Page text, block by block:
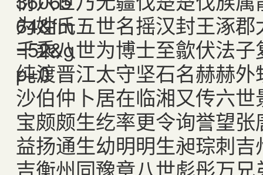
为姓氏五世名摇汉封王涿
千乘八世为博士至歙伏法
纯渡晋江太守坚石名赫赫
沙伯仲卜居在临湘又传六
宝颇颇生纥率更令询誉望
益扬通生幼明明生昶琮刺
吉衡州同豫章八世彪彤万